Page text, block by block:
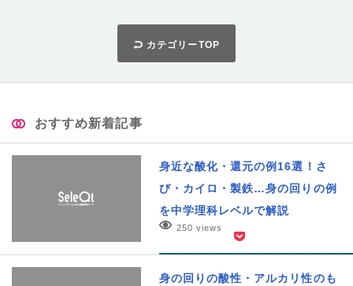
カテゴリーTOP
おすすめ新着記事
身近な酸化・還元の例16選！さ
び・カイロ・製鉄…身の回りの例
を中学理科レベルで解説
250 views
身の回りの酸性・アルカリ性のも